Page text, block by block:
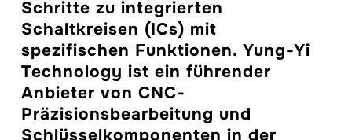
Schritte zu integrierten
Schaltkreisen (ICs) mit
spezifischen Funktionen. Yung-Yi
Technology ist ein führender
Anbieter von CNC-
Präzisionsbearbeitung und
Schlüsselkomponenten in der